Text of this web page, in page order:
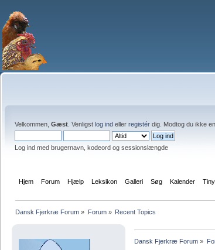
Velkommen, Gæst . Venligst log ind eller registér dig. Modtog du ikke en
Log ind med brugernavn, kodeord og sessionslængde
Hjem Forum Hjælp Leksikon Galleri Søg Kalender
Dansk Fjerkræ Forum » Forum» Recent Topics
Dansk Fjerkræ Forum »